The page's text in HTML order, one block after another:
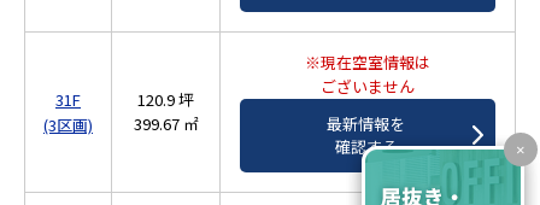
×
31F
(3区画)
120.9 坪
399.67 ㎡
※現在空室情報は
ございません
最新情報を
確認する